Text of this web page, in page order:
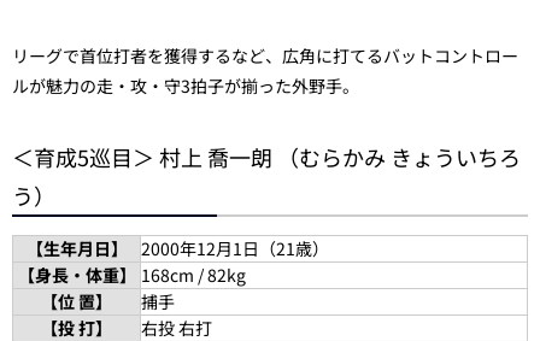
リーグで首位打者を獲得するなど、広角に打てるバットコントロー
ルが魅力の走・攻・守3拍子が揃った外野手。
＜育成5巡目＞ 村上 喬一朗 （むらかみ きょういちろ
う）
【生年月日】
2000年12月1日（21歳）
【身長・体重】
168cm / 82kg
【位 置】
捕手
【投 打】
右投 右打